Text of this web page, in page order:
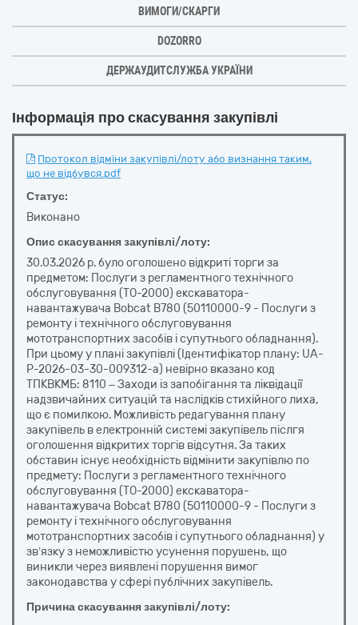
ВИМОГИ/СКАРГИ
DOZORRO
ДЕРЖАУДИТСЛУЖБА УКРАЇНИ
Інформація про скасування закупівлі
Протокол відміни закупівлі/лоту або визнання таким,
що не відбувся.pdf
Статус:
Виконано
Опис скасування закупівлі/лоту:
30.03.2026 р. було оголошено відкриті торги за
предметом: Послуги з регламентного технічного
обслуговування (ТО-2000) екскаватора-
навантажувача Bobcat B780 (50110000-9 - Послуги з
ремонту і технічного обслуговування
мототранспортних засобів і супутнього обладнання).
При цьому у плані закупівлі (Ідентифікатор плану: UA-
P-2026-03-30-009312-a) невірно вказано код
ТПКВКМБ: 8110 – Заходи із запобігання та ліквідації
надзвичайних ситуацій та наслідків стихійного лиха,
що є помилкою. Можливість редагування плану
закупівель в електронній системі закупівель післгя
оголошення відкритих торгів відсутня. За таких
обставин існує необхідність відмінити закупівлю по
предмету: Послуги з регламентного технічного
обслуговування (ТО-2000) екскаватора-
навантажувача Bobcat B780 (50110000-9 - Послуги з
ремонту і технічного обслуговування
мототранспортних засобів і супутнього обладнання) у
зв’язку з неможливістю усунення порушень, що
виникли через виявлені порушення вимог
законодавства у сфері публічних закупівель.
Причина скасування закупівлі/лоту: